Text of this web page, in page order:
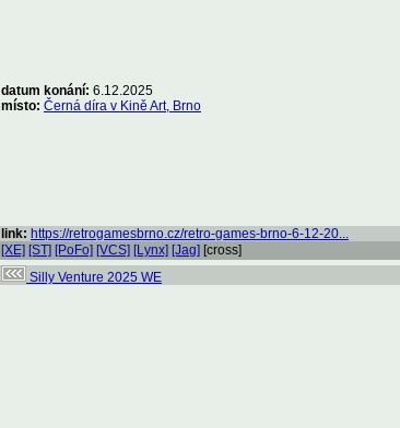
datum konání: 6.12.2025
místo: Černá díra v Kině Art, Brno
link: https://retrogamesbrno.cz/retro-games-brno-6-12-20...
[XE] [ST] [PoFo] [VCS] [Lynx] [Jag] [cross]
Silly Venture 2025 WE